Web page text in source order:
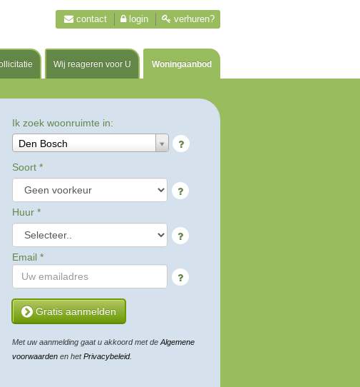
Wij reageren voor U Woningaanbod
contact login verhuren?
Ik zoek woonruimte in:
Den Bosch
Soort *
Huur *
Email *
Gratis aanmelden
Met uw aanmelding gaat u akkoord met de Algemene
voorwaarden en hetPrivacybeleid.